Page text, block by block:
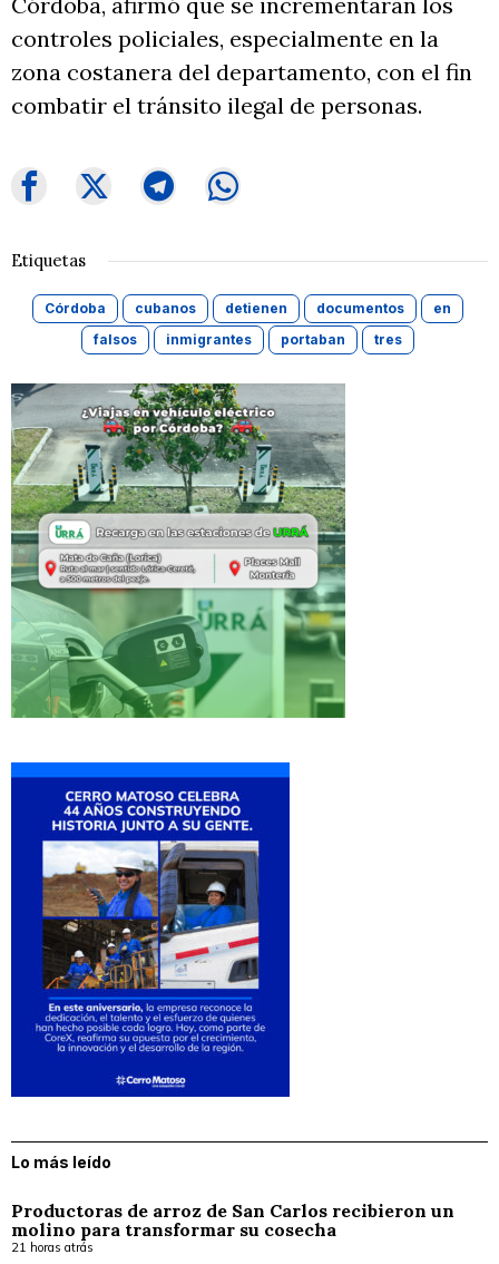
controles policiales, especialmente en la
zona costanera del departamento, con el fin
combatir el tránsito ilegal de personas.
Etiquetas
Córdoba cubanos detienen documentos
en
falsos
inmigrantes portaban tres
Lo más leído
Productoras de arroz de San Carlos recibieron un
molino para transformar su cosecha
21 horas atrás